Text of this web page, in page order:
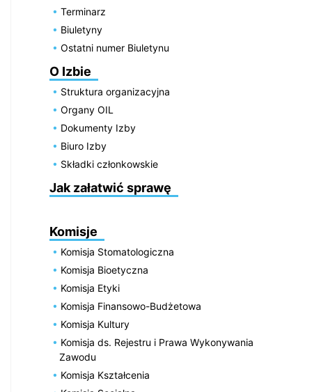
Terminarz
Biuletyny
Ostatni numer Biuletynu
O Izbie
Struktura organizacyjna
Organy OIL
Dokumenty Izby
Biuro Izby
Składki członkowskie
Jak załatwić sprawę
Komisje
Komisja Stomatologiczna
Komisja Bioetyczna
Komisja Etyki
Komisja Finansowo-Budżetowa
Komisja Kultury
Komisja ds. Rejestru i Prawa Wykonywania
Zawodu
Komisja Kształcenia